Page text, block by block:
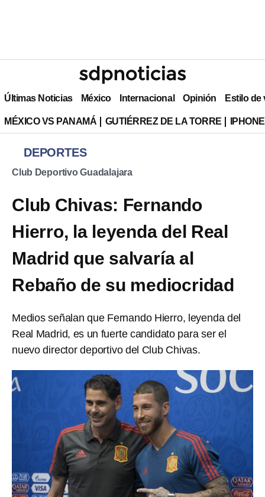
Últimas Noticias México Internacional Opinión Estilo de
MÉXICO VS PANAMÁ GUTIÉRREZ DE LA TORRE
DEPORTES
Club Deportivo Guadalajara
Club Chivas: Fernando
Hierro, la leyenda del Real
Madrid que salvaría al
Rebaño de su mediocridad
Medios señalan que Fernando Hierro, leyenda del
Real Madrid, es un fuerte candidato para ser el
nuevo director deportivo del Club Chivas.